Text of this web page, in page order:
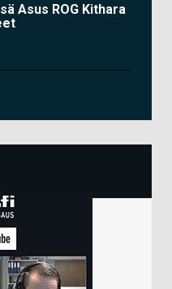
Asus ROG Kithara